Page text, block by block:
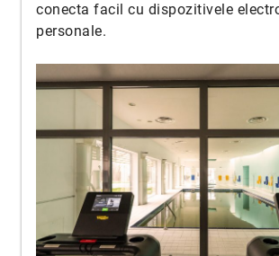
conecta facil cu dispozitivele
personale.